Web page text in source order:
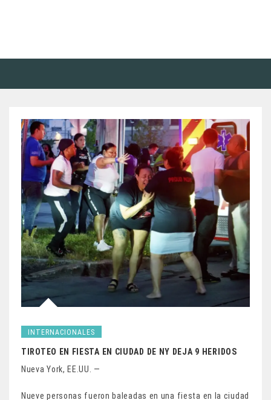
INTERNACIONALES
TIROTEO EN FIESTA EN CIUDAD DE NY DEJA 9 HERIDOS
Nueva York, EE.UU. —
Nueve personas fueron baleadas en una fiesta en la ciudad